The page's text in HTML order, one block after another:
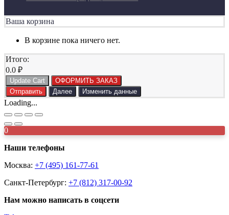
Ваша корзина
В корзине пока ничего нет.
Итого:
0.0 ₽
Update Cart
ОФОРМИТЬ ЗАКАЗ
Отправить
Далее Изменить данные
Loading...
0
Наши телефоны
Москва: +7 (495) 161-77-61
Санкт-Петербург: +7 (812) 317-00-92
Нам можно написать в соцсети